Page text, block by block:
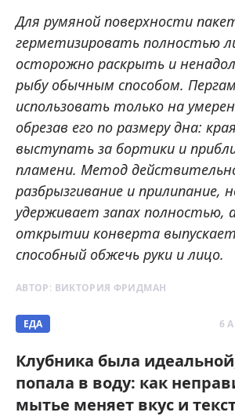
Для румяной поверхности
герметизировать полностью
осторожно раскрыть и
рыбу обычным способом.
использовать только на
обрезав его по размеру дна:
выступать за бортики и
пламени. Метод
разбрызгивание и прилипание,
удерживает запах полностью,
открытии конверта выпускает
способный обжечь руки и лицо.
АВТОР: ВИКТОРИЯ ФРИДМАН
ЕДА 6
Клубника была
попала в воду: как
мытье меняет вкус и